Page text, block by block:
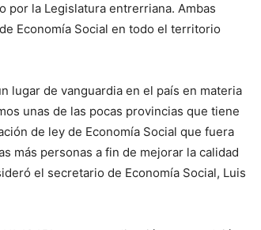
por la Legislatura entrerriana. Ambas
Economía Social en todo el territorio
lugar de vanguardia en el país en materia
unas de las pocas provincias que tiene
de ley de Economía Social que fuera
más personas a fin de mejorar la calidad
el secretario de Economía Social, Luis